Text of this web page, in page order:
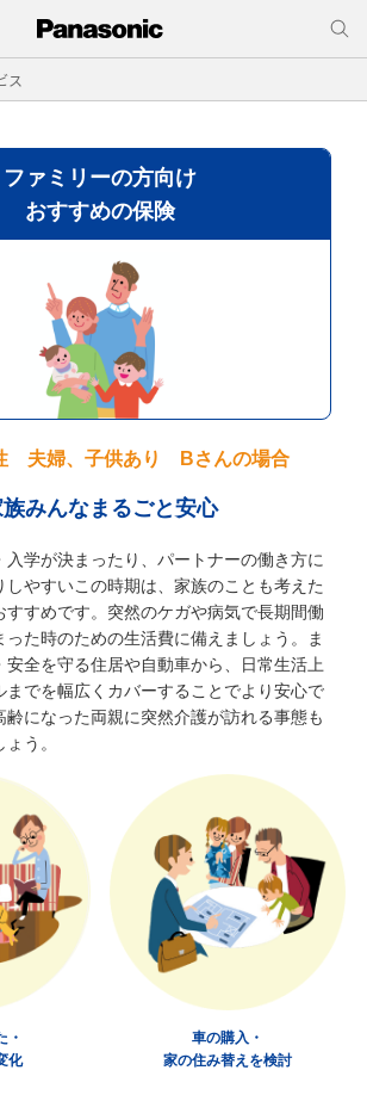
ス
ファミリーの方向け
おすすめの保険
夫婦、子供あり Bさんの場合
みんなまるごと安心
入学が決まったり、パートナーの働き方に
しやすいこの時期は、家族のことも考えた
すすめです。突然のケガや病気で長期間働
った時のための生活費に備えましょう。ま
安全を守る住居や自動車から、日常生活上
までを幅広くカバーすることでより安心で
齢になった両親に突然介護が訪れる事態も
う。
・
化
車の購入・
家の住み替えを検討